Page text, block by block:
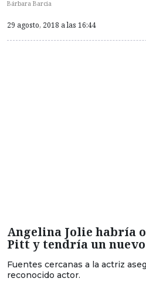
Bárbara Barcia
29 agosto, 2018 a las 16:44
Angelina Jolie habría
Pitt y tendría un
Fuentes cercanas a la actriz
reconocido actor.